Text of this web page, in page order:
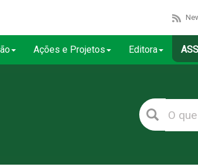
Ações e Projetos Editora